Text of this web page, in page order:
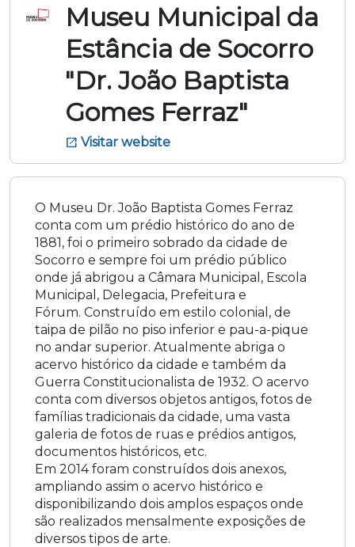
Museu Municipal da
Estância de Socorro
"Dr. João Baptista
Gomes Ferraz"
open_in_new Visitar website
O Museu Dr. João Baptista Gomes Ferraz
conta com um prédio histórico do ano de
1881, foi o primeiro sobrado da cidade de
Socorro e sempre foi um prédio público
onde já abrigou a Câmara Municipal, Escola
Municipal, Delegacia, Prefeitura e
Fórum. Construído em estilo colonial, de
taipa de pilão no piso inferior e pau-a-pique
no andar superior. Atualmente abriga o
acervo histórico da cidade e também da
Guerra Constitucionalista de 1932. O acervo
conta com diversos objetos antigos, fotos de
famílias tradicionais da cidade, uma vasta
galeria de fotos de ruas e prédios antigos,
documentos históricos, etc.
Em 2014 foram construídos dois anexos,
ampliando assim o acervo histórico e
disponibilizando dois amplos espaços onde
são realizados mensalmente exposições de
diversos tipos de arte.